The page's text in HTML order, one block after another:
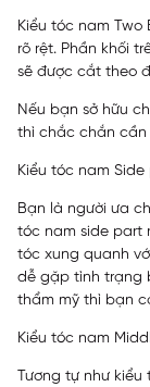
Kiểu tóc nam
rõ rệt. Phần khối
sẽ được cắt theo
Nếu bạn sở hữu
thì chắc chắn cần
Kiểu tóc nam Side
Bạn là người ưa
tóc nam side part
tóc xung quanh
dễ gặp tình trạng
thẩm mỹ thì bạn
Kiểu tóc nam
Tương tự như